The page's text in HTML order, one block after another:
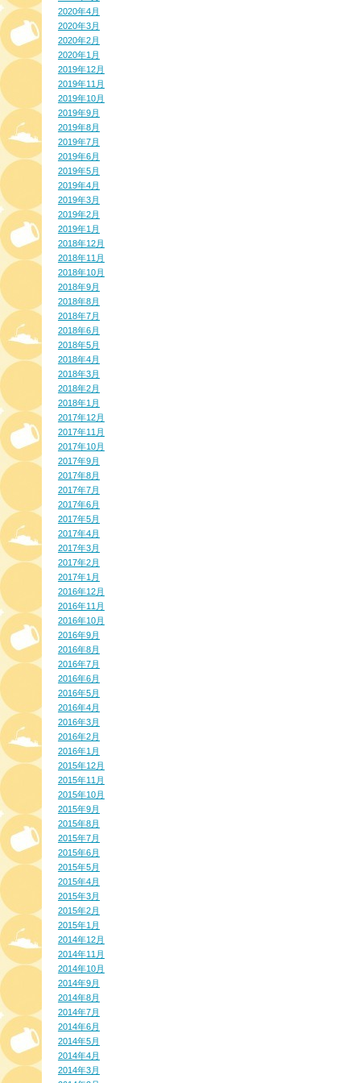
2020年4月
2020年3月
2020年2月
2020年1月
2019年12月
2019年11月
2019年10月
2019年9月
2019年8月
2019年7月
2019年6月
2019年5月
2019年4月
2019年3月
2019年2月
2019年1月
2018年12月
2018年11月
2018年10月
2018年9月
2018年8月
2018年7月
2018年6月
2018年5月
2018年4月
2018年3月
2018年2月
2018年1月
2017年12月
2017年11月
2017年10月
2017年9月
2017年8月
2017年7月
2017年6月
2017年5月
2017年4月
2017年3月
2017年2月
2017年1月
2016年12月
2016年11月
2016年10月
2016年9月
2016年8月
2016年7月
2016年6月
2016年5月
2016年4月
2016年3月
2016年2月
2016年1月
2015年12月
2015年11月
2015年10月
2015年9月
2015年8月
2015年7月
2015年6月
2015年5月
2015年4月
2015年3月
2015年2月
2015年1月
2014年12月
2014年11月
2014年10月
2014年9月
2014年8月
2014年7月
2014年6月
2014年5月
2014年4月
2014年3月